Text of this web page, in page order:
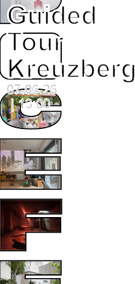
Guided
Tour
Kreuzberg
07.06.26
| 13:00